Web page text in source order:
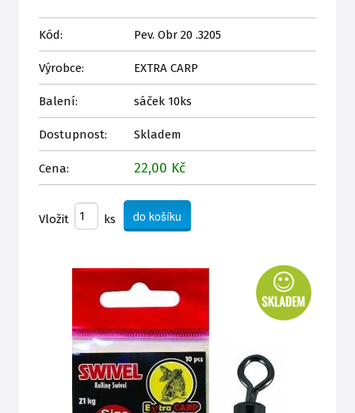
Kód: Pev. Obr 20 .3205
Výrobce: EXTRA CARP
Balení: sáček 10ks
Dostupnost: Skladem
Cena: 22,00 Kč
Vložit ks